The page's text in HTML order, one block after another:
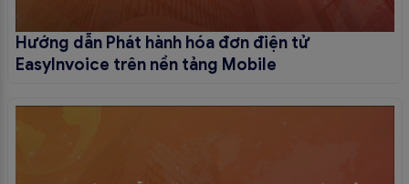
Hướng dẫn Phát hành hóa đơn điện tử
EasyInvoice trên nền tảng Mobile